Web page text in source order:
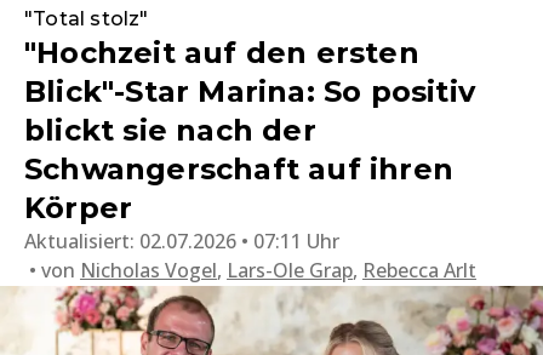
"Total stolz"
"Hochzeit auf den ersten
Blick"-Star Marina: So positiv
blickt sie nach der
Schwangerschaft auf ihren
Körper
Aktualisiert: 02.07.2026 • 07:11 Uhr
von Nicholas Vogel, Lars-Ole Grap, Rebecca Arlt